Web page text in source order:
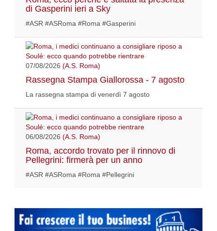
di Gasperini ieri a Sky
#ASR #ASRoma #Roma #Gasperini
07/08/2026 (A.S. Roma)
Rassegna Stampa Giallorossa - 7 agosto
La rassegna stampa di venerdì 7 agosto
06/08/2026 (A.S. Roma)
Roma, accordo trovato per il rinnovo di
Pellegrini: firmerà per un anno
#ASR #ASRoma #Roma #Pellegrini